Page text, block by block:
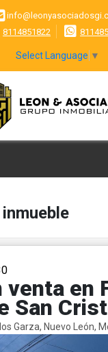
8114851822
Select Language ▼
venta en
San
Garza, Nuevo León,